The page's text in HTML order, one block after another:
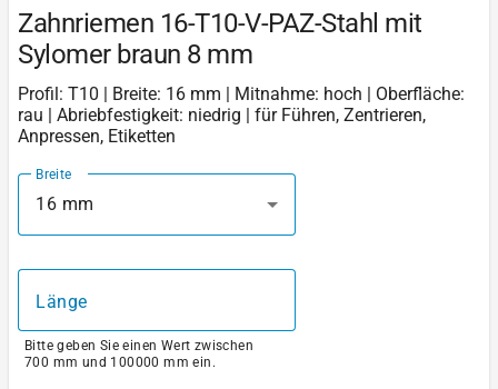
Zahnriemen 16-T10-V-PAZ-Stahl mit
Sylomer braun 8 mm
Profil: T10 | Breite: 16 mm | Mitnahme: hoch | Oberfläche:
rau | Abriebfestigkeit: niedrig | für Führen, Zentrieren,
Anpressen, Etiketten
Breite
16 mm
Länge
Bitte geben Sie einen Wert zwischen
700 mm und 100000 mm ein.